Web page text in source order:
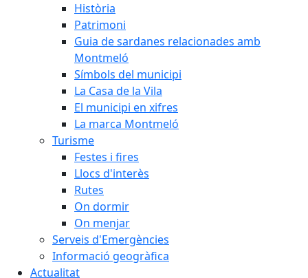
Història
Patrimoni
Guia de sardanes relacionades amb
Montmeló
Símbols del municipi
La Casa de la Vila
El municipi en xifres
La marca Montmeló
Turisme
Festes i fires
Llocs d'interès
Rutes
On dormir
On menjar
Serveis d'Emergències
Informació geogràfica
Actualitat